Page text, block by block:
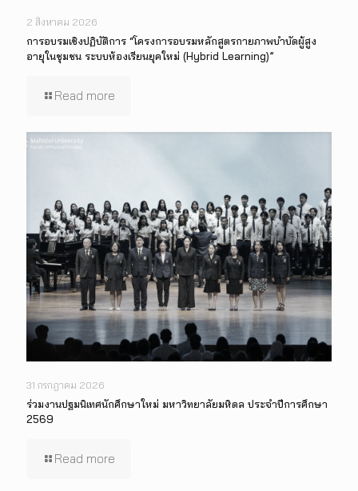
2 สิงหาคม 2026
การอบรมเชิงปฏิบัติการ “โครงการอบรมหลักสูตรกายภาพบำบัดผู้สูง
อายุในชุมชน ระบบห้องเรียนยุคใหม่ (Hybrid Learning)”
Read more
31 กรกฎาคม 2026
ร่วมงานปฐมนิเทศนักศึกษาใหม่ มหาวิทยาลัยมหิดล ประจำปีการศึกษา
2569
Read more